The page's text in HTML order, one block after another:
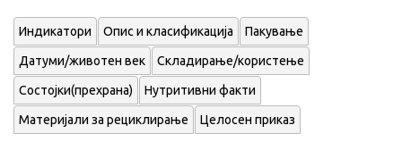
Индикатори Опис и класификација Пакување
Датуми/животен век Складирање/користење
Состојки(прехрана) Нутритивни факти
Материјали за рециклирање Целосен приказ